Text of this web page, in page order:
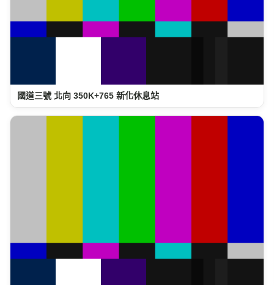
國道三號 北向 350K+765 新化休息站